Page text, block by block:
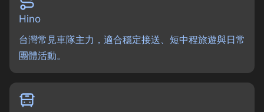
Hino
台灣常見車隊主力，適合穩定接送、短中程旅遊與日常
團體活動。